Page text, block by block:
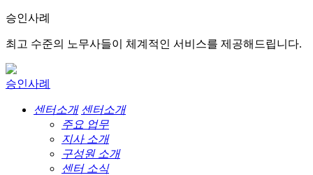
승인사례
최고 수준의 노무사들이 체계적인 서비스를 제공해드립니다.
승인사례
센터소개 센터소개
주요 업무
지사 소개
구성원 소개
센터 소식